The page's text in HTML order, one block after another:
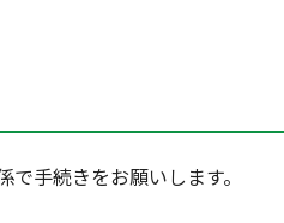
手続きをお願いします。